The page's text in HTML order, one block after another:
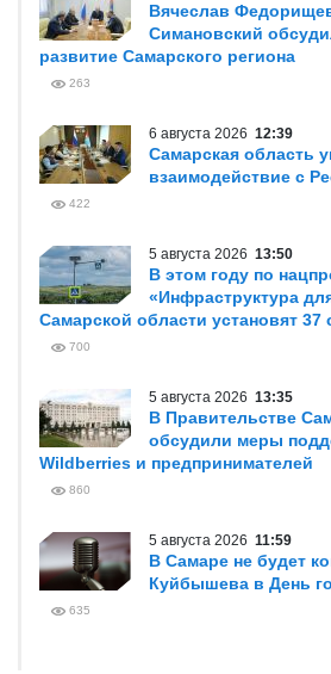
Вячеслав
Симановский
развитие Самарского региона
263
6 августа 2026 12:39
Самарская область
взаимодействие с
422
5 августа 2026 13:50
В этом году по
«Инфраструктура
Самарской области установят 37
700
5 августа 2026 13:35
В Правительстве
обсудили меры
Wildberries и предпринимателей
860
5 августа 2026 11:59
В Самаре не будет
Куйбышева в День
635